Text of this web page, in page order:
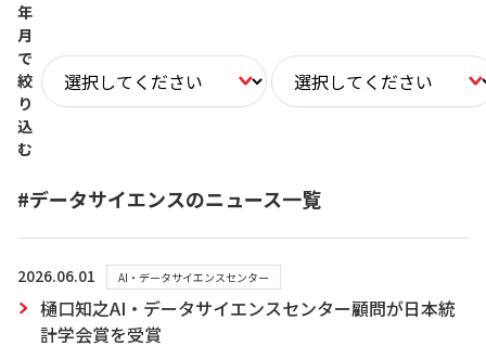
年
月
で
絞
り
込
む
#データサイエンスのニュース一覧
2026.06.01 AI・データサイエンスセンター
樋口知之AI・データサイエンスセンター顧問が日本統
計学会賞を受賞